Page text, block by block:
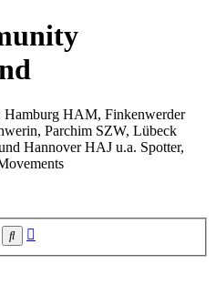
Hamburg HAM, Finkenwerder
Parchim SZW, Lübeck
Hannover HAJ u.a. Spotter,
Suche